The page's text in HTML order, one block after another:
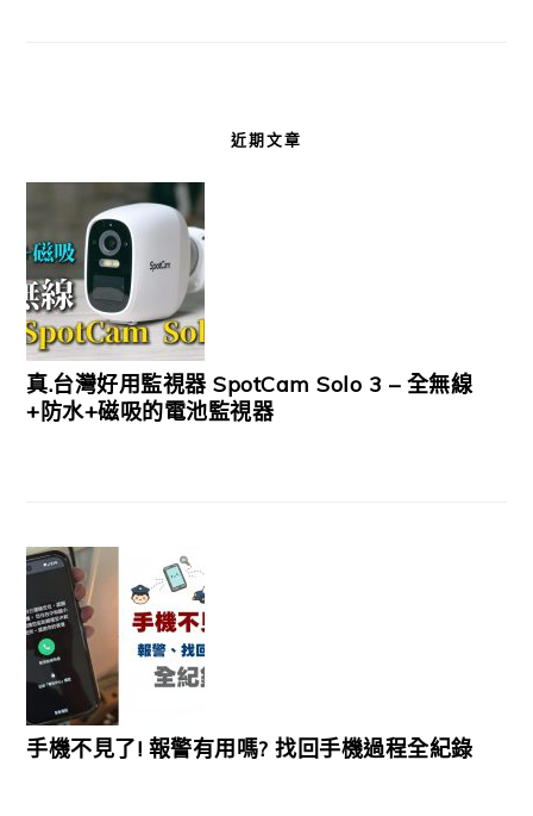
近期文章
真.台灣好用監視器 SpotCam Solo 3 – 全無線
+防水+磁吸的電池監視器
手機不見了! 報警有用嗎? 找回手機過程全紀錄